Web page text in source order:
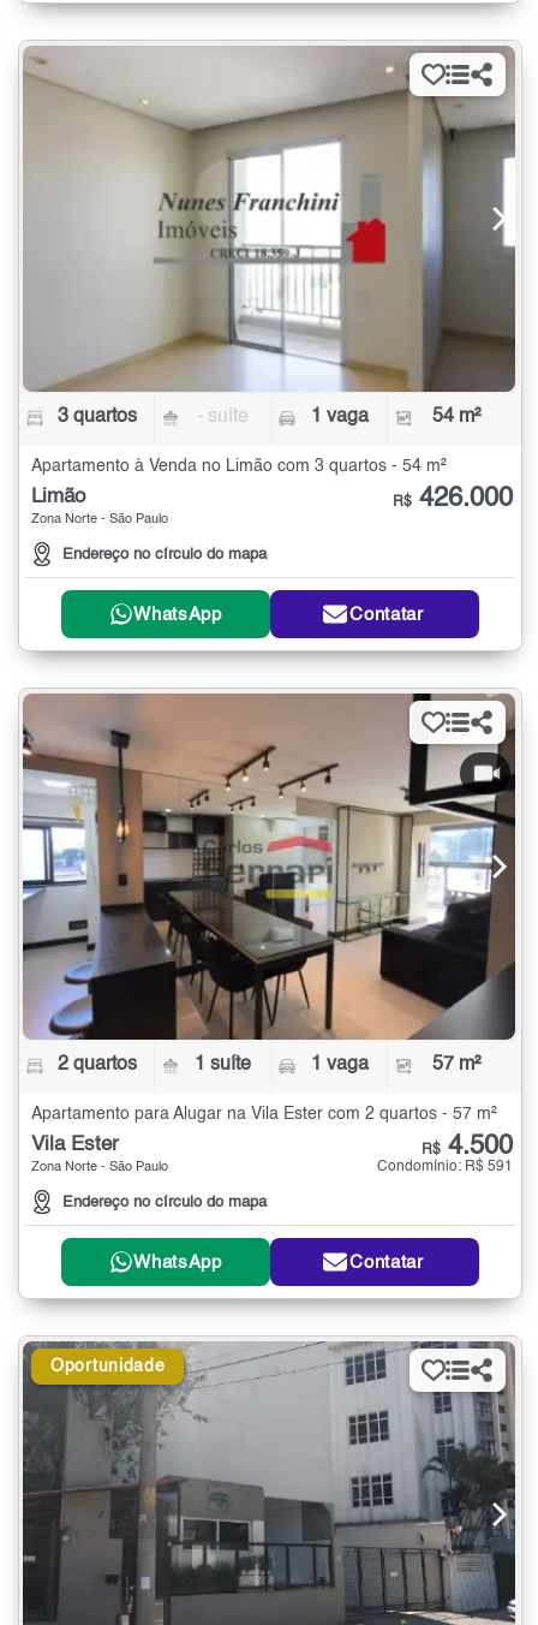
3 quartos - suíte 1 vaga 54 m²
Apartamento à Venda no Limão com 3 quartos - 54 m²
Limão
Zona Norte - São Paulo
Endereço no círculo do mapa
R$ 426.000
WhatsApp Contatar
2 quartos 1 suíte 1 vaga 57 m²
Apartamento para Alugar na Vila Ester com 2 quartos - 57 m²
Vila Ester
Zona Norte - São Paulo
Endereço no círculo do mapa
R$ 4.500
Condomínio: R$ 591
WhatsApp Contatar
Oportunidade